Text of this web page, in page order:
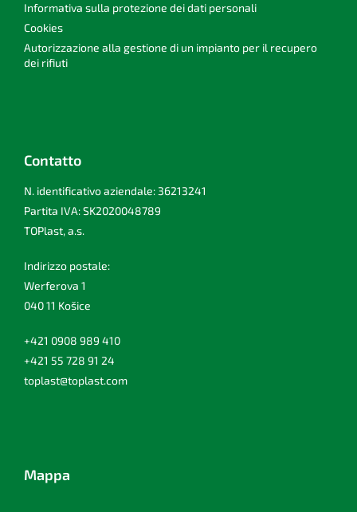
Informativa sulla protezione dei dati personali
Cookies
Autorizzazione alla gestione di un impianto per il recupero
dei rifiuti
Contatto
N. identificativo aziendale: 36213241
Partita IVA: SK2020048789
TOPlast, a.s.
Indirizzo postale:
Werferova 1
040 11 Košice
+421 0908 989 410
+421 55 728 91 24
toplast@toplast.com
Mappa